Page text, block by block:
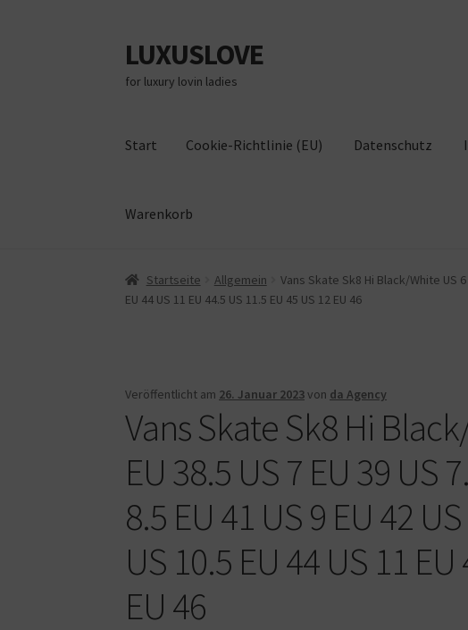
Zur
Navigation
springen
Zum
Inhalt
springen
LUXUSLOVE
for luxury lovin ladies
Start Cookie-Richtlinie (EU) Datenschutz
Warenkorb
Start Cookie-Richtlinie (EU) Datenschutz Impressum
Startseite Allgemein
Vans Skate Sk8 Hi Black/White US 6
EU 44 US 11 EU 44.5 US 11.5 EU 45 US 12 EU 46
Veröffentlicht am 26. Januar 2023von da Agency
Vans Skate Sk8 Hi
EU 38.5 US 7 EU 39 US
8.5 EU 41 US 9 EU 42
US 10.5 EU 44 US 11
EU 46